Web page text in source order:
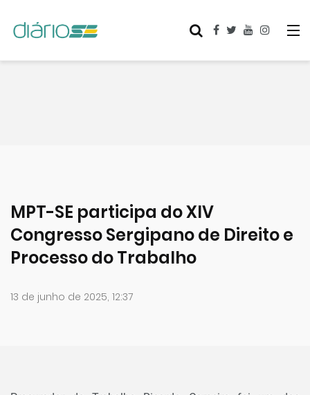
MPT-SE participa do XIV
Congresso Sergipano de Direito e
Processo do Trabalho
13 de junho de 2025, 12:37